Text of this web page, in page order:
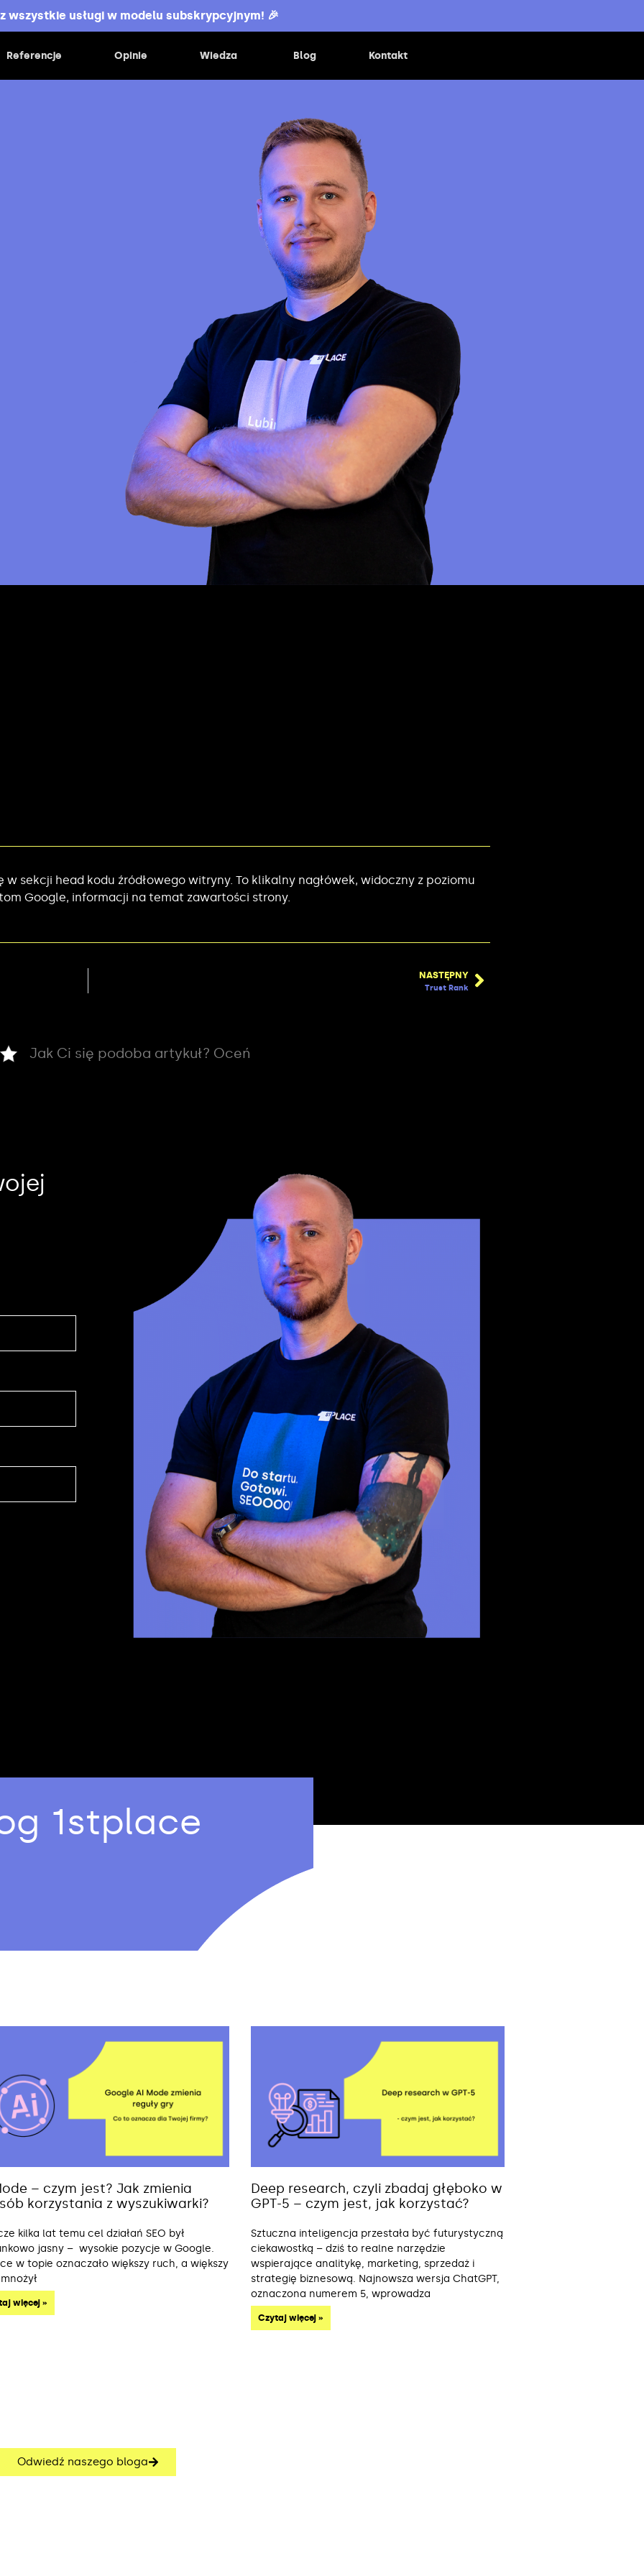
wszystkie usługi w modelu subskrypcyjnym! 🎉
Referencje Opinie Wiedza Blog Kontakt
sekcji head kodu źródłowego witryny. To klikalny nagłówek, widoczny z poziomu
Google, informacji na temat zawartości strony.
NASTĘPNY
Trust Rank
Jak Ci się podoba artykuł? Oceń
1stplace
– czym jest? Jak zmienia
korzystania z wyszukiwarki?
kilka lat temu cel działań SEO był
jasny – wysokie pozycje w Google.
w topie oznaczało większy ruch, a większy
więcej »
Deep research, czyli zbadaj głęboko w
GPT-5 – czym jest, jak korzystać?
Sztuczna inteligencja przestała być futurystyczną
ciekawostką – dziś to realne narzędzie
wspierające analitykę, marketing, sprzedaż i
strategię biznesową. Najnowsza wersja ChatGPT,
oznaczona numerem 5, wprowadza
Czytaj więcej »
Odwiedź naszego bloga